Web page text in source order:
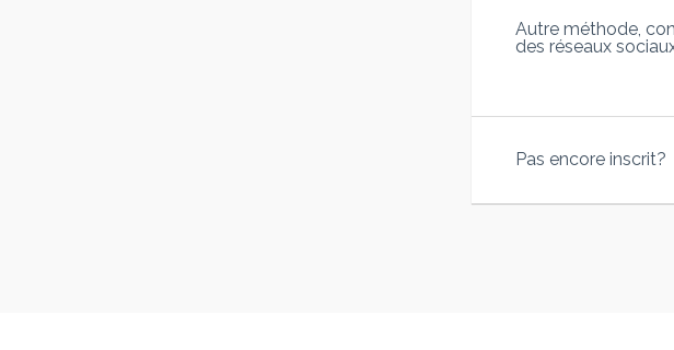
Autre méthode,
des réseaux
Pas encore inscrit?